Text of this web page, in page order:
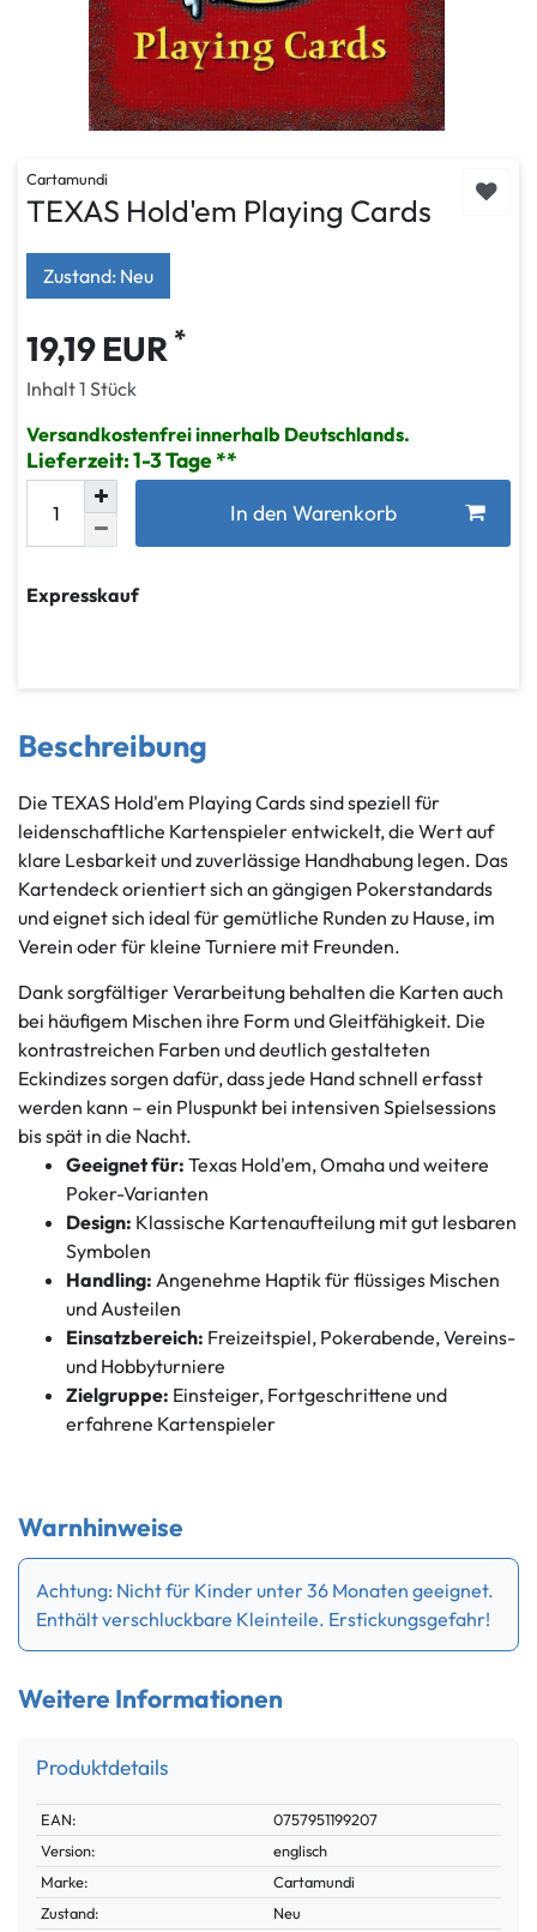
Cartamundi
TEXAS Hold'em Playing Cards
Zustand: Neu
19,19 EUR *
Inhalt1 Stück
Versandkostenfrei innerhalb Deutschlands.
Lieferzeit: 1-3 Tage
In den Warenkorb
Expresskauf
Beschreibung
Die TEXAS Hold'em Playing Cards sind speziell für
leidenschaftliche Kartenspieler entwickelt, die Wert auf
klare Lesbarkeit und zuverlässige Handhabung legen. Das
Kartendeck orientiert sich an gängigen Pokerstandards
und eignet sich ideal für gemütliche Runden zu Hause, im
Verein oder für kleine Turniere mit Freunden.
Dank sorgfältiger Verarbeitung behalten die Karten auch
bei häufigem Mischen ihre Form und Gleitfähigkeit. Die
kontrastreichen Farben und deutlich gestalteten
Eckindizes sorgen dafür, dass jede Hand schnell erfasst
werden kann – ein Pluspunkt bei intensiven Spielsessions
bis spät in die Nacht.
Geeignet für: Texas Hold'em, Omaha und weitere
Poker-Varianten
Design: Klassische Kartenaufteilung mit gut lesbaren
Symbolen
Handling: Angenehme Haptik für flüssiges Mischen
und Austeilen
Einsatzbereich: Freizeitspiel, Pokerabende, Vereins-
und Hobbyturniere
Zielgruppe: Einsteiger, Fortgeschrittene und
erfahrene Kartenspieler
Warnhinweise
Achtung: Nicht für Kinder unter 36 Monaten geeignet.
Enthält verschluckbare Kleinteile. Erstickungsgefahr!
Weitere Informationen
Produktdetails
Technisches
Merkmal
Wert
EAN:
0757951199207
Version:
englisch
Marke:
Cartamundi
Zustand:
Neu